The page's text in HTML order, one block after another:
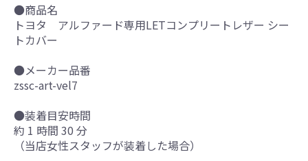
●商品名
トヨタ アルファード専用LETコンプリートレザー シー
トカバー
●メーカー品番
zssc-art-vel7
●装着目安時間
約 1 時間 30 分
（当店女性スタッフが装着した場合）